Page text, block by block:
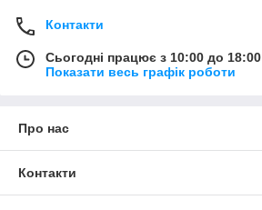
Контакти
Сьогодні працює з 10:00 до 18:00
Показати весь графік роботи
Про нас
Контакти